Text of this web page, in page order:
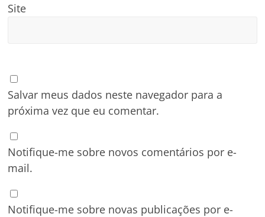
Site
Salvar meus dados neste navegador para a
próxima vez que eu comentar.
Notifique-me sobre novos comentários por e-
mail.
Notifique-me sobre novas publicações por e-